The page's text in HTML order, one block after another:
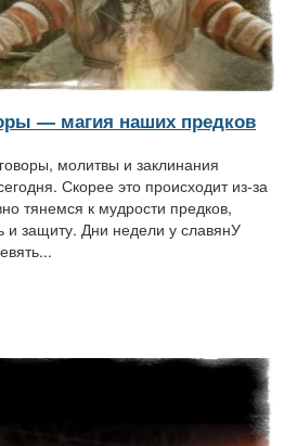
— магия наших предков
молитвы и заклинания
Скорее это происходит из-за
тянемся к мудрости предков,
и защиту. Дни недели у славянУ